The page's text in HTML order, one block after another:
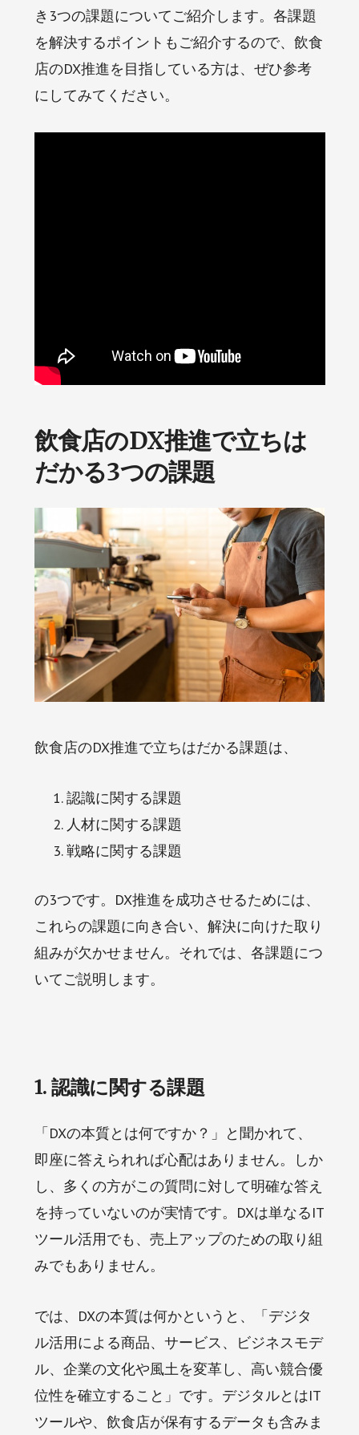
き3つの課題についてご紹介します。各課題
を解決するポイントもご紹介するので、飲食
店のDX推進を目指している方は、ぜひ参考
にしてみてください。
飲食店のDX推進で立ちは
だかる3つの課題
飲食店のDX推進で立ちはだかる課題は、
認識に関する課題
人材に関する課題
戦略に関する課題
の3つです。DX推進を成功させるためには、
これらの課題に向き合い、解決に向けた取り
組みが欠かせません。それでは、各課題につ
いてご説明します。
1. 認識に関する課題
「DXの本質とは何ですか？」と聞かれて、
即座に答えられれば心配はありません。しか
し、多くの方がこの質問に対して明確な答え
を持っていないのが実情です。DXは単なるIT
ツール活用でも、売上アップのための取り組
みでもありません。
では、DXの本質は何かというと、「デジタ
ル活用による商品、サービス、ビジネスモデ
ル、企業の文化や風土を変革し、高い競合優
位性を確立すること」です。デジタルとはIT
ツールや、飲食店が保有するデータも含みま